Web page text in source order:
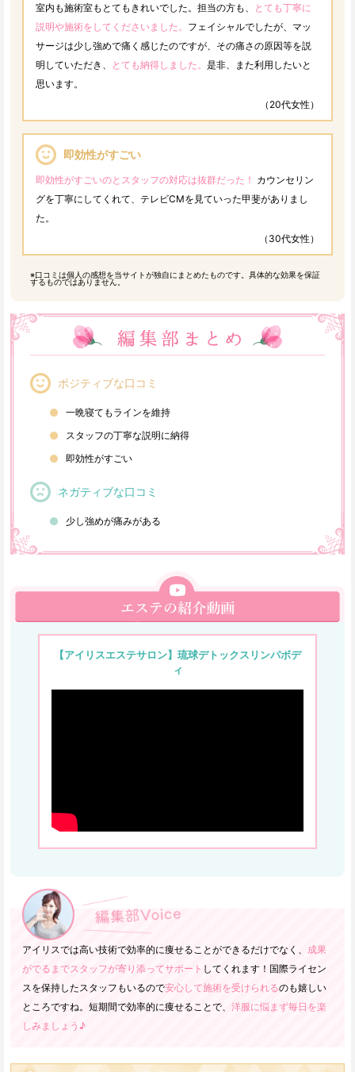
室内も施術室もとてもきれいでした。担当の方も、
とても丁寧に
説明や施術をしてくださいました。 フェイシャルでしたが、マッ
サージは少し強めで痛く感じたのですが、その痛さの原因等を説
明していただき、
とても納得しました。 是非、また利用したいと
思います。
（20代女性）
即効性がすごい
即効性がすごいのとスタッフの対応は抜群だった！ カウンセリン
グを丁寧にしてくれて、テレビCMを見ていった甲斐がありまし
た。
（30代女性）
※口コミは個人の感想を当サイトが独自にまとめたものです。具体的な効果を保証
するものではありません。
ポジティブな口コミ
一晩寝てもラインを維持
スタッフの丁寧な説明に納得
即効性がすごい
ネガティブな口コミ
少し強めが痛みがある
【アイリスエステサロン】琉球デトックスリンパボデ
ィ
アイリスでは高い技術で効率的に痩せることができるだけでなく、 成果
がでるまでスタッフが寄り添ってサポート してくれます！国際ライセン
スを保持したスタッフもいるので安心して施術を受けられるのも嬉しい
ところですね。短期間で効率的に痩せることで、 洋服に悩まず毎日を楽
しみましょう♪